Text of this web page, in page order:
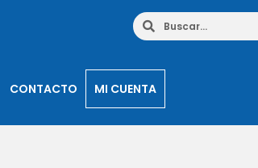
CONTACTO MI CUENTA